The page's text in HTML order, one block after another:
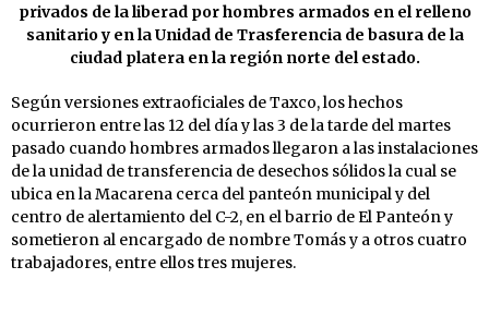
privados de la liberad por hombres armados en el relleno
sanitario y en la Unidad de Trasferencia de basura de la
ciudad platera en la región norte del estado.
Según versiones extraoficiales de Taxco, los hechos
ocurrieron entre las 12 del día y las 3 de la tarde del martes
pasado cuando hombres armados llegaron a las instalaciones
de la unidad de transferencia de desechos sólidos la cual se
ubica en la Macarena cerca del panteón municipal y del
centro de alertamiento del C-2, en el barrio de El Panteón y
sometieron al encargado de nombre Tomás y a otros cuatro
trabajadores, entre ellos tres mujeres.